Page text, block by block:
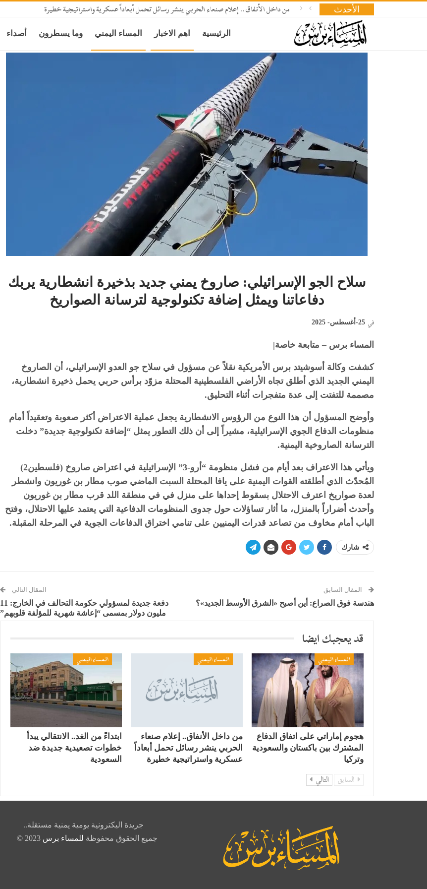
الأحدث من داخل الأنفاق.. إعلام صنعاء الحربي ينشر رسائل تحمل أبعاداً عسكرية واستراتيجية خطيرة
الرئيسية اهم الاخبار المساء اليمني وما يسطرون أصداء
سلاح الجو الإسرائيلي: صاروخ يمني جديد بذخيرة انشطارية يربك
دفاعاتنا ويمثل إضافة تكنولوجية لترسانة الصواريخ
في 25-أغسطس- 2025
المساء برس – متابعة خاصة|
كشفت وكالة أسوشيتد برس الأمريكية نقلاً عن مسؤول في سلاح جو العدو الإسرائيلي، أن الصاروخ
اليمني الجديد الذي أطلق تجاه الأراضي الفلسطينية المحتلة مزوّد برأس حربي يحمل ذخيرة انشطارية،
مصممة للتفتت إلى عدة متفجرات أثناء التحليق.
وأوضح المسؤول أن هذا النوع من الرؤوس الانشطارية يجعل عملية الاعتراض أكثر صعوبة وتعقيداً أمام
منظومات الدفاع الجوي الإسرائيلية، مشيراً إلى أن ذلك التطور يمثل “إضافة تكنولوجية جديدة” دخلت
الترسانة الصاروخية اليمنية.
ويأتي هذا الاعتراف بعد أيام من فشل منظومة “أرو-3” الإسرائيلية في اعتراض صاروخ (فلسطين2)
المُحدّث الذي أطلقته القوات اليمنية على يافا المحتلة السبت الماضي صوب مطار بن غوريون وانشطر
لعدة صواريخ اعترف الاحتلال بسقوط إحداها على منزل في في منطقة اللد قرب مطار بن غوريون
وأحدث أضراراً بالمنزل، ما أثار تساؤلات حول جدوى المنظومات الدفاعية التي يعتمد عليها الاحتلال، وفتح
الباب أمام مخاوف من تصاعد قدرات اليمنيين على تنامي اختراق الدفاعات الجوية في المرحلة المقبلة.
شارك
المقال السابق
هندسة فوق الصراع: أين أصبح «الشرق الأوسط الجديد»؟
المقال التالي
دفعة جديدة لمسؤولي حكومة التحالف في الخارج: 11
مليون دولار بمسمى “إعاشة شهرية للمؤلفة قلوبهم”
قد يعجبك ايضا
المساء اليمني
هجوم إماراتي على اتفاق الدفاع
المشترك بين باكستان والسعودية
وتركيا
المساء اليمني
من داخل الأنفاق.. إعلام صنعاء
الحربي ينشر رسائل تحمل أبعاداً
عسكرية واستراتيجية خطيرة
المساء اليمني
​ابتداءً من الغد.. الانتقالي يبدأ
خطوات تصعيدية جديدة ضد
السعودية
السابق التالي
جريدة اليكترونية يومية يمنية مستقلة..
جميع الحقوق محفوظة للمساء برس